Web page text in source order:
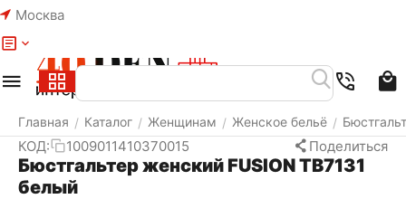
Москва
Главная / Каталог / Женщинам / Женское бельё /
КОД: 1009011410370015 Поделиться
Бюстгальтер женский FUSION TB7131
белый
Меню